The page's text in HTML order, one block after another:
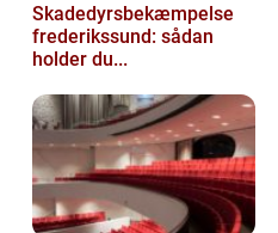
Skadedyrsbekæmpelse
frederikssund: sådan
holder du...